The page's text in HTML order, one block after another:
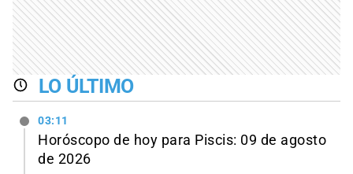
LO ÚLTIMO
03:11
Horóscopo de hoy para Piscis: 09 de agosto
de 2026